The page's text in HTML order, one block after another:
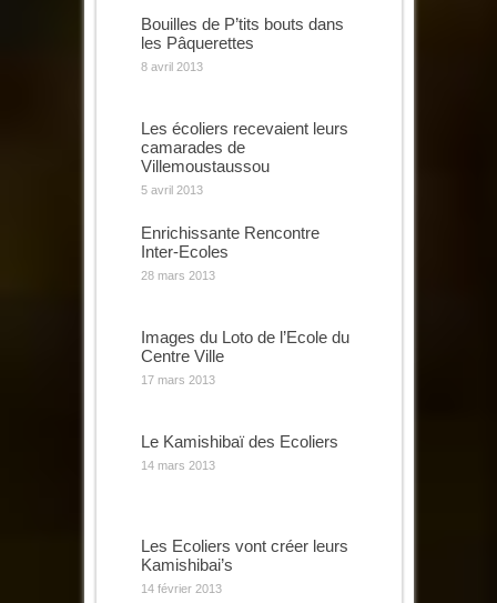
Bouilles de P’tits bouts dans
les Pâquerettes
8 avril 2013
Les écoliers recevaient leurs
camarades de
Villemoustaussou
5 avril 2013
Enrichissante Rencontre
Inter-Ecoles
28 mars 2013
Images du Loto de l’Ecole du
Centre Ville
17 mars 2013
Le Kamishibaï des Ecoliers
14 mars 2013
Les Ecoliers vont créer leurs
Kamishibai’s
14 février 2013